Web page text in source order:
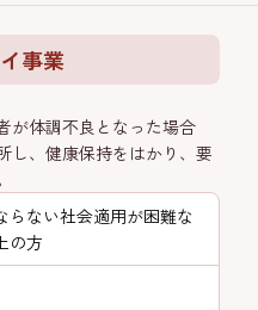
事業
が体調不良となった場合
し、健康保持をはかり、要
らない社会適用が困難な
の方